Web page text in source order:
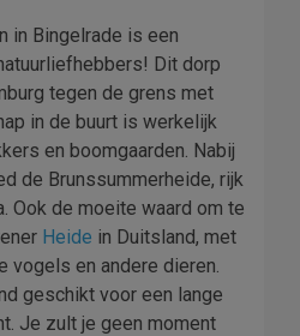
in Bingelrade is een
Dit dorp
tegen de grens met
in de buurt is werkelijk
en boomgaarden. Nabij
de Brunssummerheide, rijk
Ook de moeite waard om te
Heide in Duitsland, met
vogels en andere dieren.
geschikt voor een lange
Je zult je geen moment